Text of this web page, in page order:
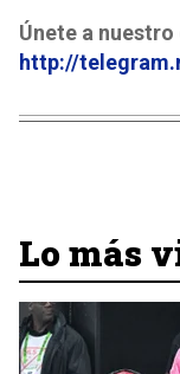
Únete a
http://
Lo más